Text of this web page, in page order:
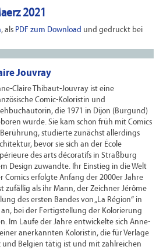
2021
, als PDF zum Download und gedruckt bei
Jouvray
Claire Thibaut-Jouvray ist eine
Comic-Koloristin und
die 1971 in Dijon (Burgund)
wurde. Sie kam schon früh mit Comics
studierte zunächst allerdings
bevor sie sich an der École
des arts décoratifs in Straßburg
Design zuwandte. Ihr Einstieg in die Welt
Comics erfolgte Anfang der 2000er Jahre
zufällig als ihr Mann, der Zeichner Jérôme
des ersten Bandes von „La Région“ in
bei der Fertigstellung der Kolorierung
Im Laufe der Jahre entwickelte sich Anne-
anerkannten Koloristin, die für Verlage
und Belgien tätig ist und mit zahlreichen